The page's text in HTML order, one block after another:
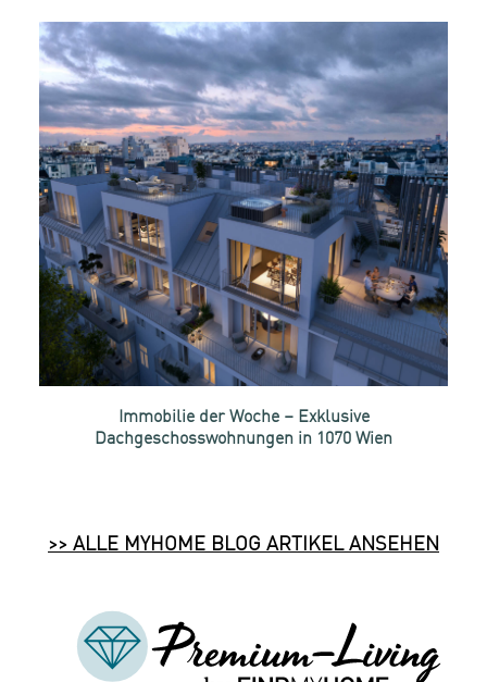
Immobilie der Woche – Exklusive
Dachgeschosswohnungen in 1070 Wien
>> ALLE MYHOME BLOG ARTIKEL ANSEHEN